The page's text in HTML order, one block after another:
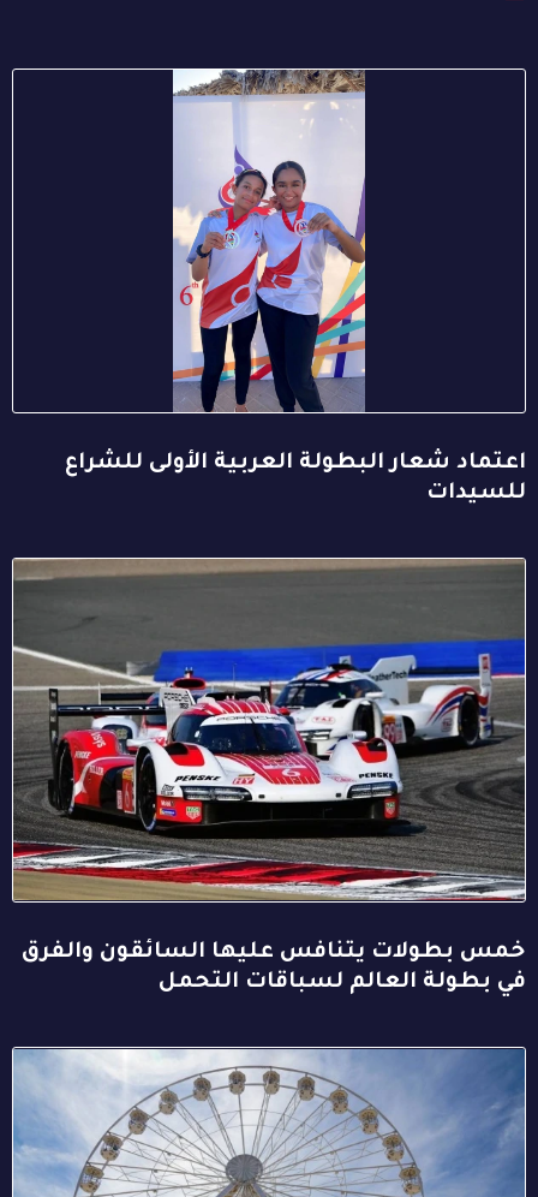
اعتماد شعار البطولة العربية الأولى للشراع
للسيدات
خمس بطولات يتنافس عليها السائقون والفرق
في بطولة العالم لسباقات التحمل